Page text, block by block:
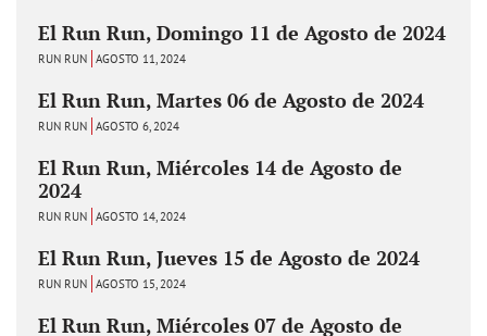
El Run Run, Domingo 11 de Agosto de 2024
RUN RUN AGOSTO 11, 2024
El Run Run, Martes 06 de Agosto de 2024
RUN RUN AGOSTO 6, 2024
El Run Run, Miércoles 14 de Agosto de
2024
RUN RUN AGOSTO 14, 2024
El Run Run, Jueves 15 de Agosto de 2024
RUN RUN AGOSTO 15, 2024
El Run Run, Miércoles 07 de Agosto de